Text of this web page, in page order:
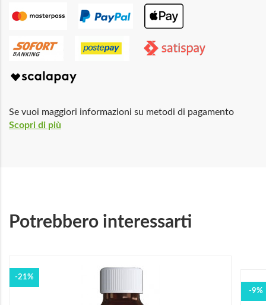
Se vuoi maggiori informazioni su metodi di pagamento
Scopri di più
Potrebbero interessarti
-21%
-9%